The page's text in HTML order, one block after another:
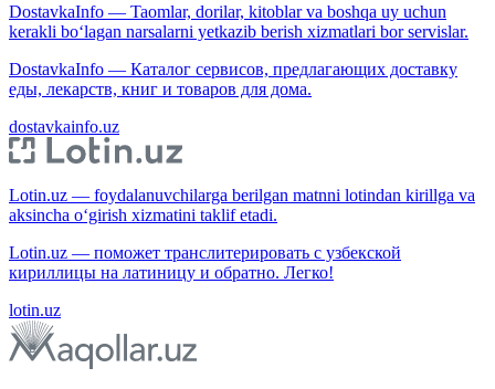
DostavkaInfo — Taomlar, dorilar, kitoblar va boshqa uy uchun
kerakli bo‘lagan narsalarni yetkazib berish xizmatlari bor servislar.
DostavkaInfo — Каталог сервисов, предлагающих доставку
еды, лекарств, книг и товаров для дома.
dostavkainfo.uz
Lotin.uz — foydalanuvchilarga berilgan matnni lotindan kirillga va
aksincha o‘girish xizmatini taklif etadi.
Lotin.uz — поможет транслитерировать с узбекской
кириллицы на латиницу и обратно. Легко!
lotin.uz